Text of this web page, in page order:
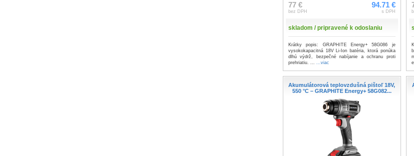
77 €
bez DPH
94.71 €
s DPH
skladom / pripravené k odoslaniu
Krátky popis: GRAPHITE Energy+ 58G086 je
vysokokapacitná 18V Li-Ion batéria, ktorá ponúka
dlhú výdrž, bezpečné nabíjanie a ochranu proti
prehriatiu. ... ...viac
Akumulátorová teplovzdušná pištoľ 18V,
550 °C – GRAPHITE Energy+ 58G082...